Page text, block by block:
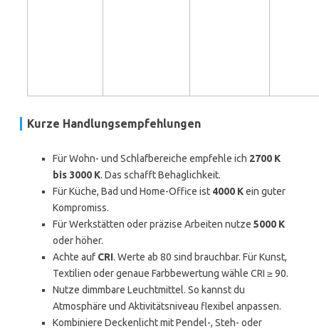
Kurze Handlungsempfehlungen
Für Wohn- und Schlafbereiche empfehle ich 2700 K
bis 3000 K. Das schafft Behaglichkeit.
Für Küche, Bad und Home-Office ist 4000 Kein guter
Kompromiss.
Für Werkstätten oder präzise Arbeiten nutze 5000 K
oder höher.
Achte auf CRI. Werte ab 80 sind brauchbar. Für Kunst,
Textilien oder genaue Farbbewertung wähle CRI ≥ 90.
Nutze dimmbare Leuchtmittel. So kannst du
Atmosphäre und Aktivitätsniveau flexibel anpassen.
Kombiniere Deckenlicht mit Pendel-, Steh- oder